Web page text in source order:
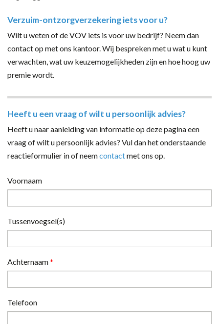
Verzuim-ontzorgverzekering iets voor u?
Wilt u weten of de VOV iets is voor uw bedrijf? Neem dan
contact op met ons kantoor. Wij bespreken met u wat u kunt
verwachten, wat uw keuzemogelijkheden zijn en hoe hoog uw
premie wordt.
Heeft u een vraag of wilt u persoonlijk advies?
Heeft u naar aanleiding van informatie op deze pagina een
vraag of wilt u persoonlijk advies? Vul dan het onderstaande
reactieformulier in of neemcontactmet ons op.
Voornaam
Tussenvoegsel(s)
Achternaam *
Telefoon